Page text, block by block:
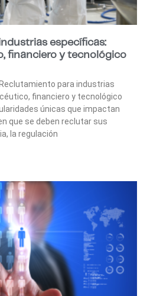
específicas:
financiero y tecnológico
para industrias
financiero y tecnológico
únicas que impactan
que se deben reclutar sus
la regulación